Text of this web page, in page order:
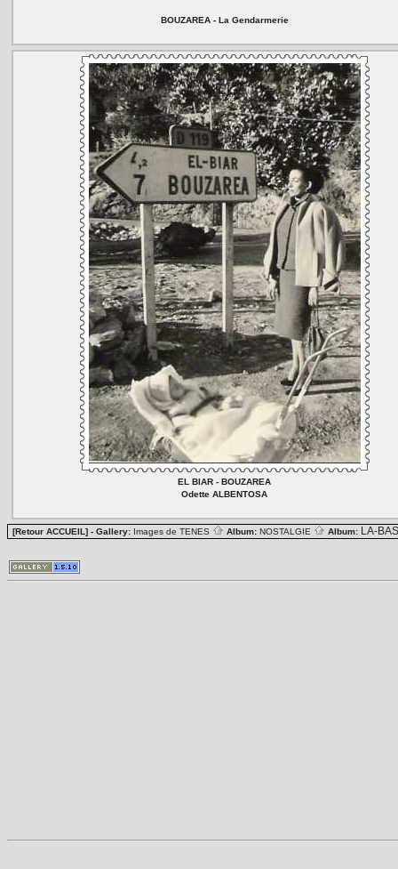
BOUZAREA - La Gendarmerie
EL BIAR - BOUZAREA
Odette ALBENTOSA
[Retour ACCUEIL] - Gallery: Images de TENES Album: NOSTALGIE Album: LA-BAS